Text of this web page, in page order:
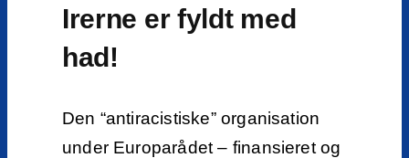
Irerne er fyldt med
had!
Den “antiracistiske” organisation
under Europarådet – finansieret og